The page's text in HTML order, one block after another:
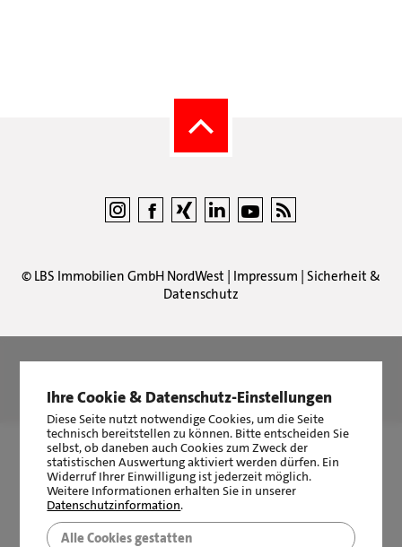
© LBS Immobilien GmbH NordWest Impressum Sicherheit &
Datenschutz
|2511Bewertungen auf ProvenExpert.com
Ihre Cookie & Datenschutz-Einstellungen
Diese Seite nutzt notwendige Cookies, um die Seite
technisch bereitstellen zu können. Bitte entscheiden Sie
selbst, ob daneben auch Cookies zum Zweck der
statistischen Auswertung aktiviert werden dürfen. Ein
Widerruf Ihrer Einwilligung ist jederzeit möglich.
Weitere Informationen erhalten Sie in unserer
Datenschutzinformation.
Alle Cookies gestatten